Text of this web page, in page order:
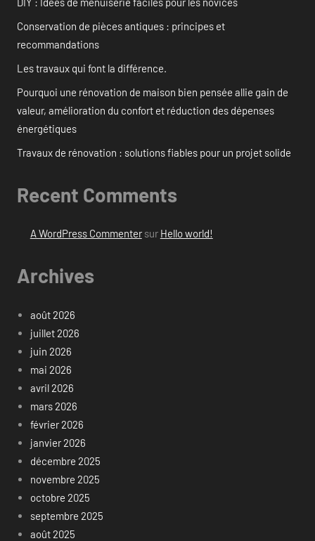
Conservation de pièces antiques : principes et
recommandations
Les travaux qui font la différence.
Pourquoi une rénovation de maison bien pensée allie gain de
valeur, amélioration du confort et réduction des dépenses
énergétiques
Travaux de rénovation : solutions fiables pour un projet solide
Recent Comments
A WordPress Commentersur Hello world!
Archives
août 2026
juillet 2026
juin 2026
mai 2026
avril 2026
mars 2026
février 2026
janvier 2026
décembre 2025
novembre 2025
octobre 2025
septembre 2025
août 2025